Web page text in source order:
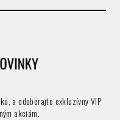
a odoberajte exkluzívny VIP
akciám.